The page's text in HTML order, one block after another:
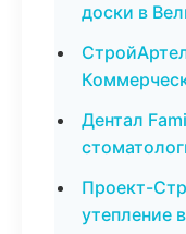
доски в
Дентал
Проект-
утепление